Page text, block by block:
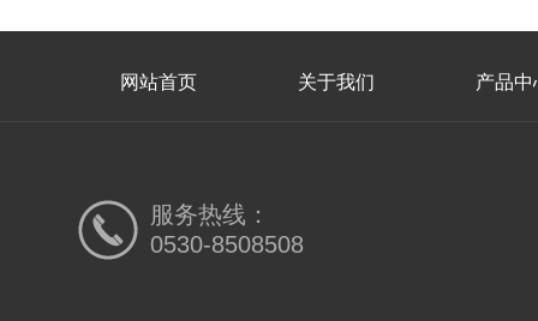
网站首页 关于我们 产品中
服务热线：
0530-8508508